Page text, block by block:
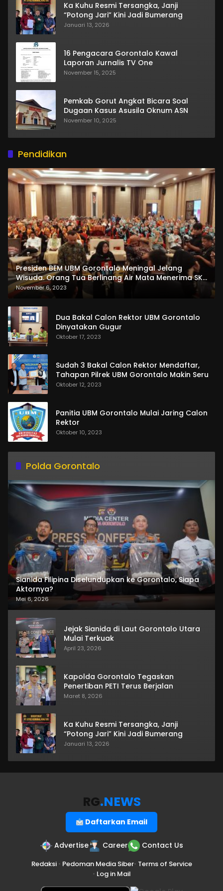
Ka Kuhu Resmi Tersangka, Janji
“Potong Jari” Kini Jadi Bumerang
Januari 13, 2026
16 Pengacara Gorontalo Kawal
Laporan Jurnalis TV One
November 15, 2025
Pemkab Gorut Angkat Bicara Soal
Dugaan Kasus Asusila Oknum ASN
November 10, 2025
Pendidikan
Presiden BEM UBM Gorontalo Meningal Jelang
Wisuda. Orang Tua Berlinang Air Mata Menerima SKL
dan Pemasangan Salempang
November 6, 2023
Dua Bakal Calon Rektor UBM Gorontalo
Dinyatakan Gugur
Oktober 17, 2023
Sudah 3 Bakal Calon Rektor Mendaftar,
Tahapan Pilrek UBM Gorontalo Makin Seru
Oktober 12, 2023
Panitia UBM Gorontalo Mulai Jaring Calon
Rektor
Oktober 10, 2023
Polda Gorontalo
Sianida Filipina Diselundupkan ke Gorontalo, Siapa
Aktornya?
Mei 6, 2026
Jejak Sianida di Laut Gorontalo Utara
Mulai Terkuak
April 23, 2026
Kapolda Gorontalo Tegaskan
Penertiban PETI Terus Berjalan
Maret 8, 2026
Ka Kuhu Resmi Tersangka, Janji
“Potong Jari” Kini Jadi Bumerang
Januari 13, 2026
RG.NEWS
Daftarkan Email
Advertise Career Contact Us
Redaksi• Pedoman Media Siber• Terms of Service
• Log in Mail